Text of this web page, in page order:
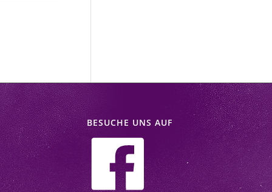
BESUCHE UNS AUF